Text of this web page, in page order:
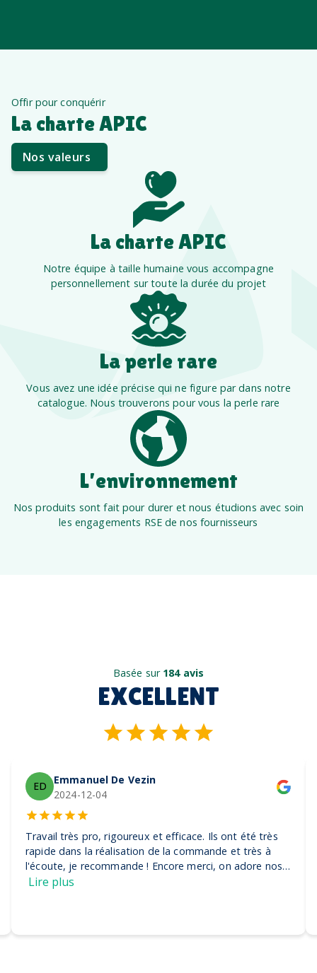
Offir pour conquérir
La charte APIC
Nos valeurs
La charte APIC
Notre équipe à taille humaine vous accompagne
personnellement sur toute la durée du projet
La perle rare
Vous avez une idée précise qui ne figure par dans notre
catalogue. Nous trouverons pour vous la perle rare
L’environnement
Nos produits sont fait pour durer et nous étudions avec soin
les engagements RSE de nos fournisseurs
Basée sur 184 avis
EXCELLENT
ED
Emmanuel De Vezin
2024-12-04
Travail très pro, rigoureux et efficace. Ils ont été très
rapide dans la réalisation de la commande et très à
l'écoute, je recommande ! Encore merci, on adore nos
casquettes
Lire plus